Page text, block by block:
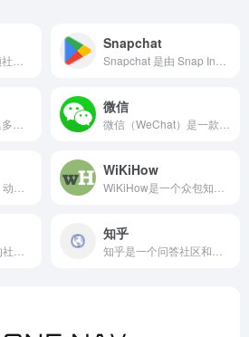
Snapchat
微信
WiKiHow
知乎